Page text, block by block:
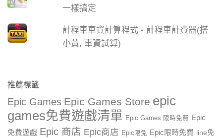
一樣搞定
計程車車資計算程式 - 計程車計費器(搭
小黃, 車資試算)
推薦標籤
Epic Games Epic Games Store epic
games免費遊戲清單 Epic Games 限時免費 Epic
免費遊戲 Epic 商店 Epic商店 Epic限免 Epic限時免費 line免